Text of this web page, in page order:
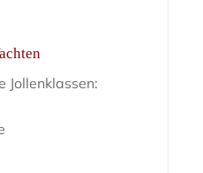
Jollenklassen: